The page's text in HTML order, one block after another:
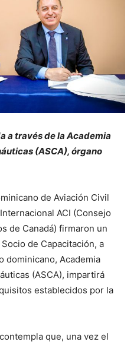
a través de la Academia
(ASCA), órgano
de Aviación Civil
ACI (Consejo
de Canadá) firmaron un
de Capacitación, a
dominicano, Academia
(ASCA), impartirá
establecidos por la
que, una vez el